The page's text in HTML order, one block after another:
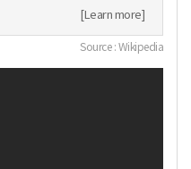
[Learn more]
Source : Wikipedia